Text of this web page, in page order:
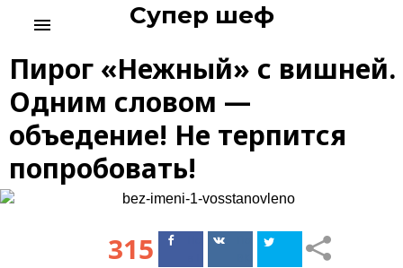
t
e
Супер шеф
menu
Пирог «Нежный» с вишней.
Одним словом —
объедение! Не терпится
попробовать!
315
ПоделитьсяПоделиться